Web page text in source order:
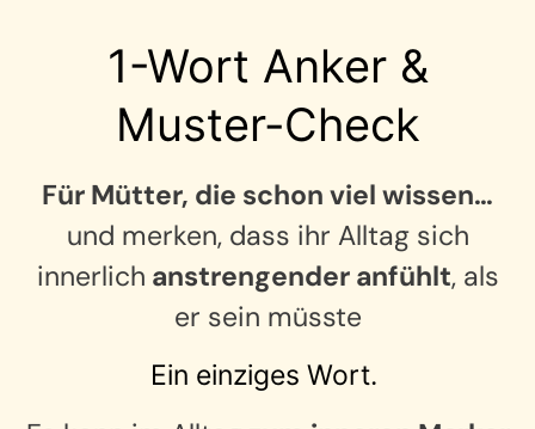
1-Wort Anker &
Muster-Check
Für Mütter, die schon viel wissen…
und merken, dass ihr Alltag sich
innerlich anstrengender anfühlt, als
er sein müsste
Ein einziges Wort.